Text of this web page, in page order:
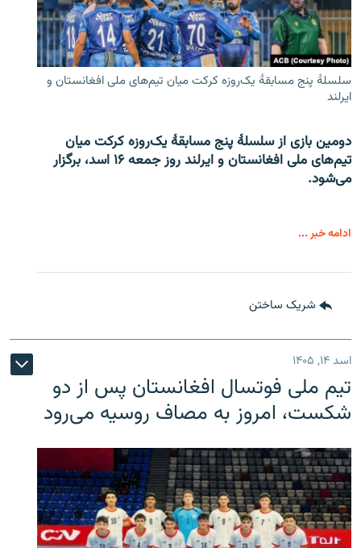
سلسلۀ پنج مسابقۀ یک‌روزه کرکت میان تیم‌های ملی افغانستان و
ایرلند
دومین بازی از سلسلۀ پنج مسابقۀ یک‌روزه کرکت میان
تیم‌های ملی افغانستان و ایرلند روز جمعه ۱۶ اسد، برگزار
می‌شود.
ادامه خبر ...
شریک ساختن
اسد ۱۴, ۱۴۰۵
تیم ملی فوتسال افغانستان پس از دو
شکست، امروز به مصاف روسیه می‌رود